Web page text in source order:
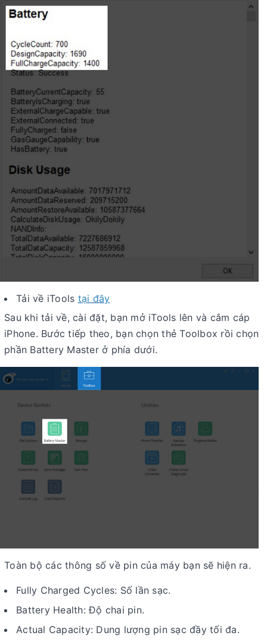
Tải về iTools tại đây
Sau khi tải về, cài đặt, bạn mở iTools lên và cắm cáp
iPhone. Bước tiếp theo, bạn chọn thẻ Toolbox rồi chọn
phần Battery Master ở phía dưới.
Toàn bộ các thông số về pin của máy bạn sẽ hiện ra.
Fully Charged Cycles: Số lần sạc.
Battery Health: Độ chai pin.
Actual Capacity: Dung lượng pin sạc đầy tối đa.